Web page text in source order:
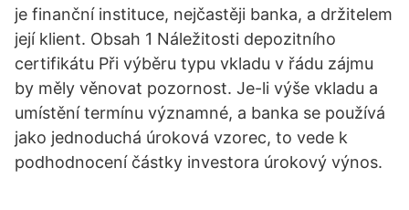
je finanční instituce, nejčastěji banka, a držitelem
její klient. Obsah 1 Náležitosti depozitního
certifikátu Při výběru typu vkladu v řádu zájmu
by měly věnovat pozornost. Je-li výše vkladu a
umístění termínu významné, a banka se používá
jako jednoduchá úroková vzorec, to vede k
podhodnocení částky investora úrokový výnos.